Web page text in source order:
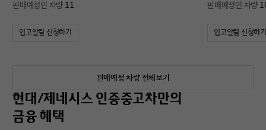
판매예정인 차량 11
입고알림 신청하기
판매예정인 차량
입고알림 신청하기
판매예정 차량 전체보기
현대/제네시스 인증중고차만의
금융 혜택